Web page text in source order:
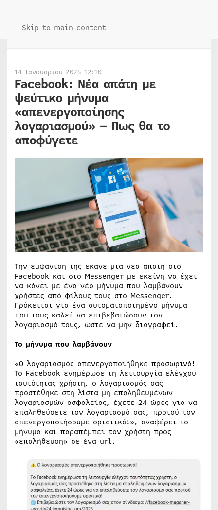
Skip to main content
14 Ιανουαρίου 2025 12:10
Facebook: Νέα απάτη με
ψεύτικο μήνυμα
«απενεργοποίησης
λογαριασμού» – Πως θα το
αποφύγετε
Την εμφάνιση της έκανε μία νέα απάτη στο
Facebook και στο Messenger με εκείνη να έχει
να κάνει με ένα νέο μήνυμα που λαμβάνουν
χρήστες από φίλους τους στο Messenger.
Πρόκειται για ένα αυτοματοποιημένο μήνυμα
που τους καλεί να επιβεβαιώσουν τον
λογαριασμό τους, ώστε να μην διαγραφεί.
Το μήνυμα που λαμβάνουν
«Ο λογαριασμός απενεργοποιήθηκε προσωρινά!
Το Facebook ενημέρωσε τη λειτουργία ελέγχου
ταυτότητας χρήστη, ο λογαριασμός σας
προστέθηκε στη λίστα μη επαληθευμένων
λογαριασμών ασφαλείας, έχετε 24 ώρες για να
επαληθεύσετε τον λογαριασμό σας, προτού τον
απενεργοποιήσουμε οριστικά!», αναφέρει το
μήνυμα και παραπέμπει τον χρήστη προς
«επαλήθευση» σε ένα url.